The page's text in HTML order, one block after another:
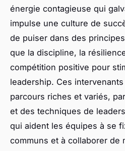
énergie contagieuse qui
impulse une culture de
de puiser dans des
que la discipline, la
compétition positive pour
leadership. Ces
parcours riches et variés,
et des techniques de
qui aident les équipes à se
communs et à collaborer de